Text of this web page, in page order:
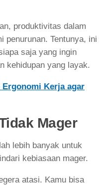
produktivitas dalam
penurunan. Tentunya, ini
saja yang ingin
kehidupan yang layak.
Kerja agar
Mager
lebih banyak untuk
kebiasaan mager.
atasi. Kamu bisa